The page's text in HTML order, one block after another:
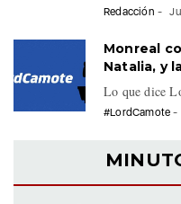
Redacción -
Monreal
Natalia, y
Lo que dice
#LordCamote -